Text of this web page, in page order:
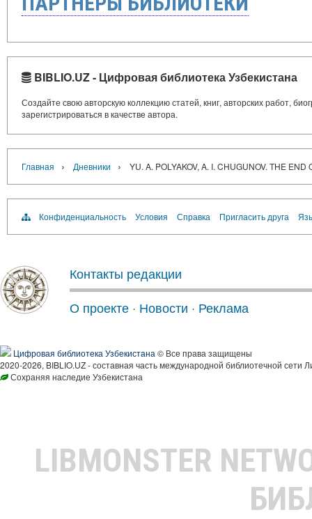
BIBLIO.UZ - Цифровая библиотека Узбекистана
Создайте свою авторскую коллекцию статей, книг, авторских работ,
зарегистрироваться в качестве автора.
Главная › Дневники › YU. A. POLYAKOV, A. I. CHUGUNOV. THE END
Конфиденциальность Условия Справка Пригласить друга
Контакты редакции
О проекте · Новости · Реклама
Цифровая библиотека Узбекистана © Все права защищены
2020-2026, BIBLIO.UZ - составная часть международной библиотечной сети
Сохраняя наследие Узбекистана
LIBMONSTER